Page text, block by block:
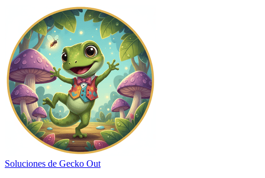
Soluciones de Gecko Out